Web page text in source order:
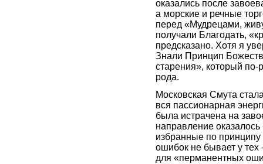
оказались после
а морские и речные
перед «Мудрецами,
получали Благодать,
предсказано. Хотя я
Знали Принцип
старения», который по-
рода.
Московская Смута
вся пассионарная
была истрачена на
направление
избранные по принципу
ошибок не бывает у тех
для «перманентных